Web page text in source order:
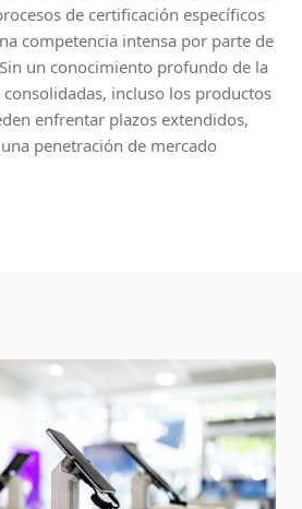
de certificación específicos
competencia intensa por parte de
un conocimiento profundo de la
incluso los productos
enfrentar plazos extendidos,
penetración de mercado